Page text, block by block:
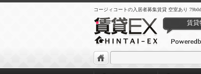
コージィコートの入居者募集賃貸 空室あり
賃貸